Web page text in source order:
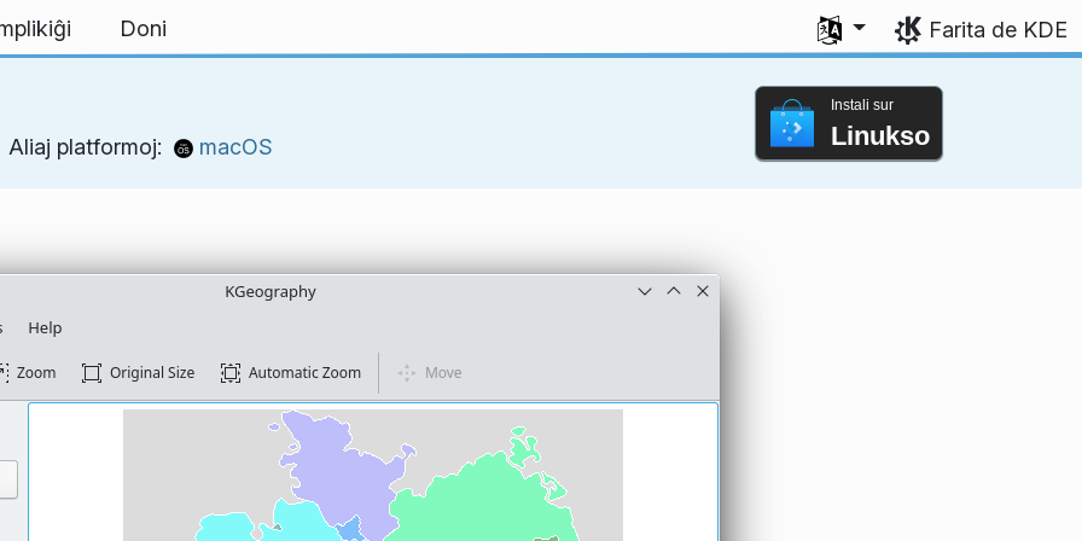
Doni
Elektu vian lingvon
Farita de KDE
Aliaj platformoj: macOS
Instali sur
Linukso